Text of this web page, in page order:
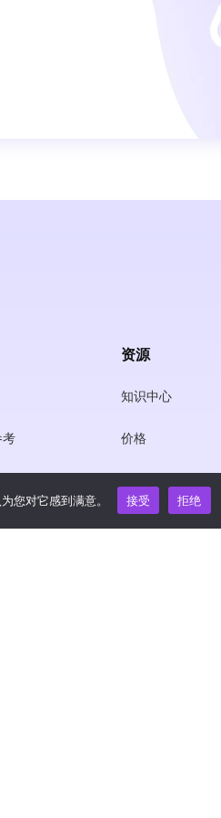
资源
知识中心
价格
您对它感到满意。 接受 拒绝